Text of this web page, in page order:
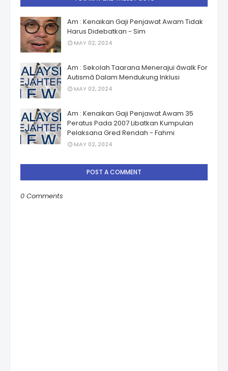
Am : Kenaikan Gaji Penjawat Awam Tidak
Harus Didebatkan - Sim
MAY 02, 2024
Am : Sekolah Taarana Menerajui âwalk For
Autismâ Dalam Mendukung Inklusi
MAY 02, 2024
Am : Kenaikan Gaji Penjawat Awam 35
Peratus Pada 2007 Libatkan Kumpulan
Pelaksana Gred Rendah - Fahmi
MAY 02, 2024
POST A COMMENT
0 Comments